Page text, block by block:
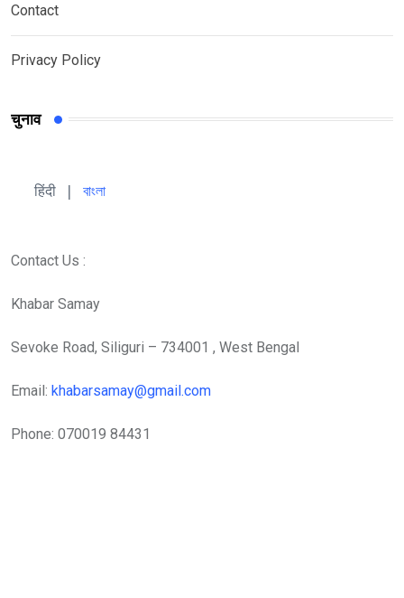
Contact
Privacy Policy
चुनाव
हिंदी বাংলা
Contact Us :
Khabar Samay
Sevoke Road, Siliguri – 734001 , West Bengal
Email: khabarsamay@gmail.com
Phone: 070019 84431